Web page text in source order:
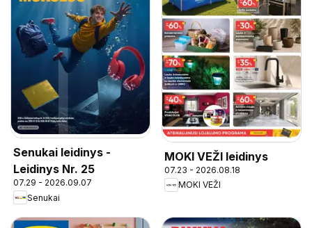
Senukai leidinys -
Leidinys Nr. 25
07.29 - 2026.09.07
Senukai
MOKI VEŽI leidinys
07.23 - 2026.08.18
MOKI VEŽI